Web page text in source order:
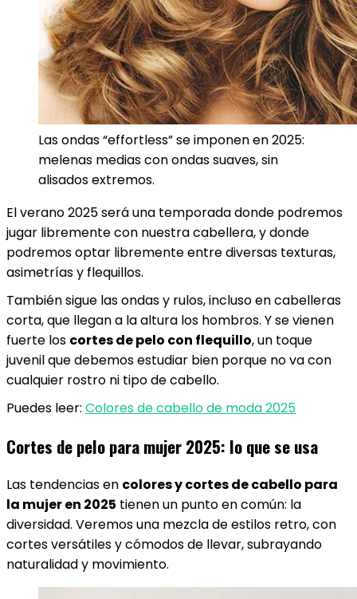
Las ondas “effortless” se imponen en 2025:
melenas medias con ondas suaves, sin
alisados extremos.
El verano 2025 será una temporada donde podremos
jugar libremente con nuestra cabellera, y donde
podremos optar libremente entre diversas texturas,
asimetrías y flequillos.
También sigue las ondas y rulos, incluso en cabelleras
corta, que llegan a la altura los hombros. Y se vienen
fuerte los cortes de pelo con flequillo, un toque
juvenil que debemos estudiar bien porque no va con
cualquier rostro ni tipo de cabello.
Puedes leer: Colores de cabello de moda 2025
Cortes de pelo para mujer 2025: lo que se usa
Las tendencias en colores y cortes de cabello para
la mujer en 2025 tienen un punto en común: la
diversidad. Veremos una mezcla de estilos retro, con
cortes versátiles y cómodos de llevar, subrayando
naturalidad y movimiento.